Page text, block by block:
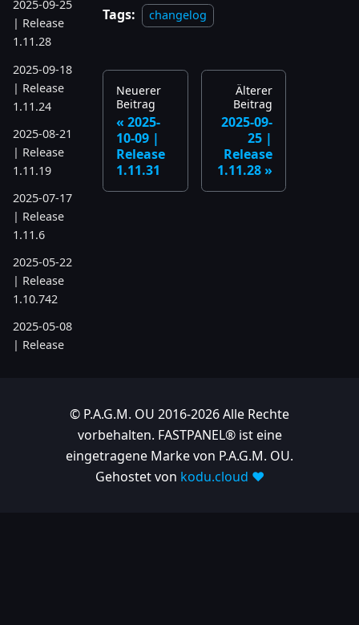
2025-09-25
| Release
1.11.28
2025-09-18
| Release
1.11.24
2025-08-21
| Release
1.11.19
2025-07-17
| Release
1.11.6
2025-05-22
| Release
1.10.742
2025-05-08
| Release
2025-04-10
Tags: changelog
Neuerer
Beitrag
2025-
10-09 |
Release
1.11.31
Älterer
Beitrag
2025-09-
25 |
Release
1.11.28
© P.A.G.M. OU 2016-2026 Alle Rechte
vorbehalten. FASTPANEL® ist eine
eingetragene Marke von P.A.G.M. OU.
Gehostet von kodu.cloud ❤️